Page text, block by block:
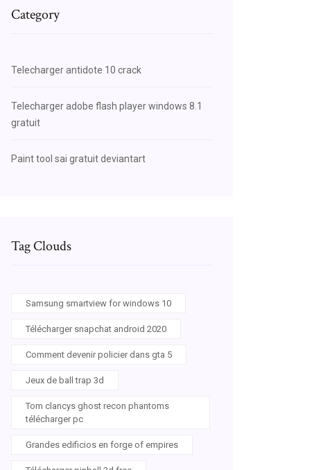
Category
Telecharger antidote 10 crack
Telecharger adobe flash player windows 8.1
gratuit
Paint tool sai gratuit deviantart
Tag Clouds
Samsung smartview for windows 10
Télécharger snapchat android 2020
Comment devenir policier dans gta 5
Jeux de ball trap 3d
Tom clancys ghost recon phantoms
télécharger pc
Grandes edificios en forge of empires